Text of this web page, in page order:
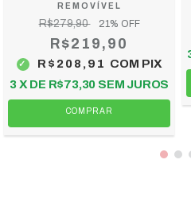
REMOVÍVEL
R$279,90 21% OFF
R$219,90
R$208,91 COM PIX
3 X DE R$73,30 SEM JUROS
COMPRAR